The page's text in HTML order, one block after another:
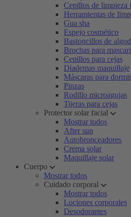
Cepillos de limpieza
Herramientas de
Gua sha
Espejo cosmético
Bastoncillos de
Brochas para
Cepillos para cejas
Diademas maquillaje
Máscaras para dormir
Pinzas
Rodillo microagujas
Tijeras para cejas
Protector solar facial
Mostrar todos
After sun
Autobronceadores
Crema solar
Maquillaje solar
Cuerpo
Mostrar todos
Cuidado corporal
Mostrar todos
Lociones corporales
Desodorantes